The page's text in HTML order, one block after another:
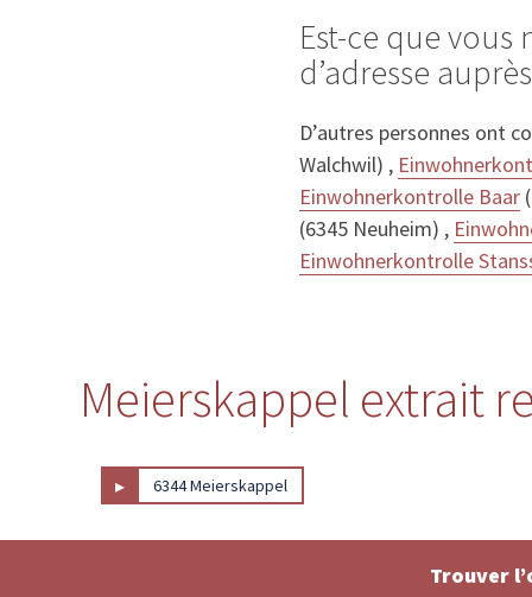
Est-ce que
d’adresse
D’autres personnes ont
Walchwil) ,
Einwohnerkontrolle Baar
(6345 Neuheim) ,
Einwohnerkontrolle
Meierskappel extrait
▸ 6344 Meierskappel
Trouver